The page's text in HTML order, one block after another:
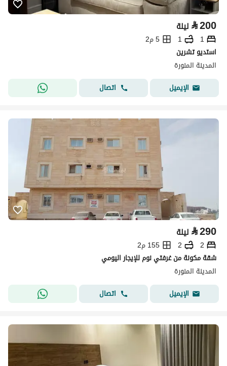
⃁200 ليلة
1
1
5 م2
استديو تشرين
المدينة المنورة
الإيميل
اتصال
⃁290 ليلة
2
2
155 م2
شقة مكونة من غرفتي نوم للإيجار اليومي
المدينة المنورة
الإيميل
اتصال